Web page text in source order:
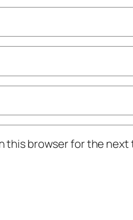
this browser for the next